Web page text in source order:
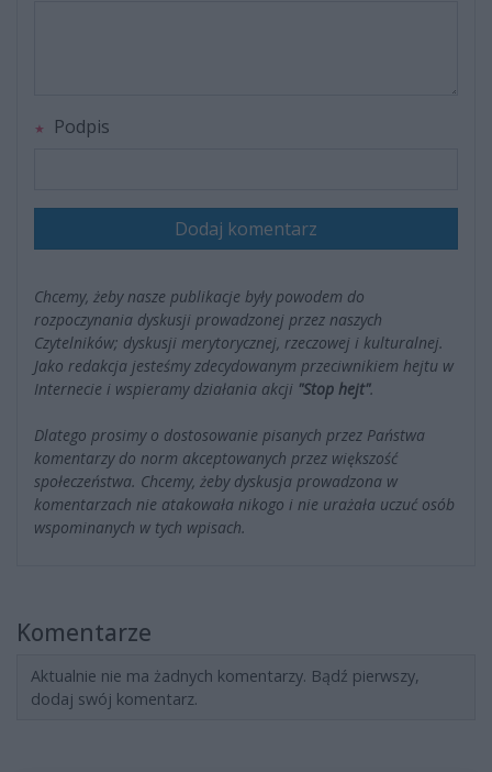
Podpis
Dodaj komentarz
Chcemy, żeby nasze publikacje były powodem do
rozpoczynania dyskusji prowadzonej przez naszych
Czytelników; dyskusji merytorycznej, rzeczowej i kulturalnej.
Jako redakcja jesteśmy zdecydowanym przeciwnikiem hejtu w
Internecie i wspieramy działania akcji "Stop hejt".
Dlatego prosimy o dostosowanie pisanych przez Państwa
komentarzy do norm akceptowanych przez większość
społeczeństwa. Chcemy, żeby dyskusja prowadzona w
komentarzach nie atakowała nikogo i nie urażała uczuć osób
wspominanych w tych wpisach.
Komentarze
Aktualnie nie ma żadnych komentarzy. Bądź pierwszy,
dodaj swój komentarz.